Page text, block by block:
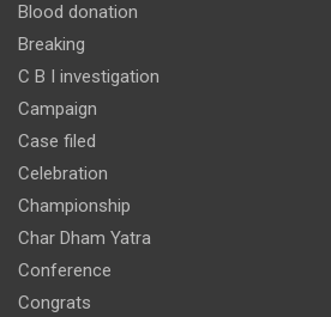
Blood donation
Breaking
C B I investigation
Campaign
Case filed
Celebration
Championship
Char Dham Yatra
Conference
Congrats